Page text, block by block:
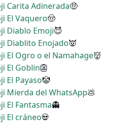
Carita Adinerada🤑
El Vaquero🤠
Diablo Emoji😈
Diablito Enojado👿
El Ogro o el Namahage👹
El Goblin👺
El Payaso🤡
Mierda del WhatsApp💩
El Fantasma👻
El cráneo💀